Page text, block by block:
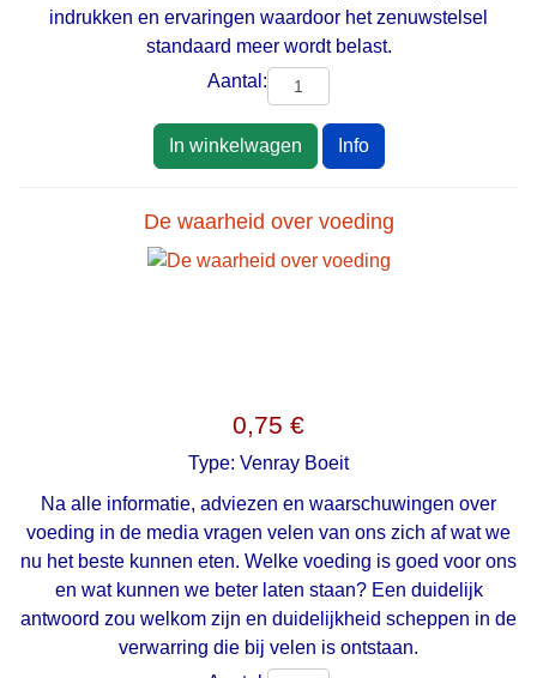
indrukken en ervaringen waardoor het zenuwstelsel
standaard meer wordt belast.
Aantal:
In winkelwagen Info
De waarheid over voeding
0,75 €
Type: Venray Boeit
Na alle informatie, adviezen en waarschuwingen over
voeding in de media vragen velen van ons zich af wat we
nu het beste kunnen eten. Welke voeding is goed voor ons
en wat kunnen we beter laten staan? Een duidelijk
antwoord zou welkom zijn en duidelijkheid scheppen in de
verwarring die bij velen is ontstaan.